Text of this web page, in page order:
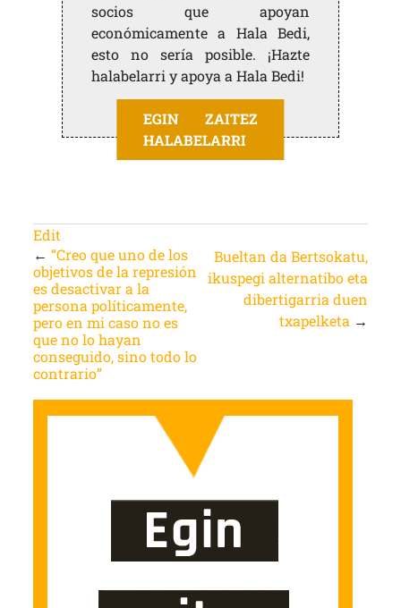
socios que apoyan
económicamente a Hala Bedi,
esto no sería posible. ¡Hazte
halabelarri y apoya a Hala Bedi!
EGIN ZAITEZ
HALABELARRI
Edit
← “Creo que uno de los
objetivos de la represión
es desactivar a la
persona políticamente,
pero en mi caso no es
que no lo hayan
conseguido, sino todo lo
contrario”
Bueltan da Bertsokatu,
ikuspegi alternatibo eta
dibertigarria duen
txapelketa →